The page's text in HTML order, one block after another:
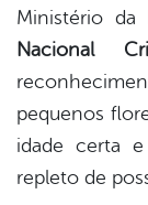
Ministério da
Nacional
pequenos
idade certa
repleto de